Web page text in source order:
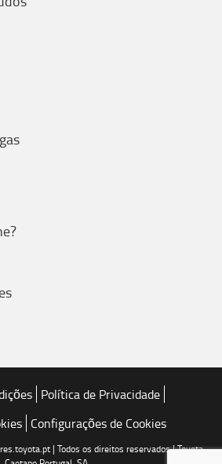
Política de Privacidade
Configurações de Cookies
| Todos os direitos reservados | Toyota